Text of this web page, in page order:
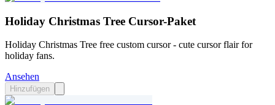
Holiday Christmas Tree Cursor-Paket
Holiday Christmas Tree free custom cursor - cute cursor flair for
holiday fans.
Ansehen
Hinzufügen